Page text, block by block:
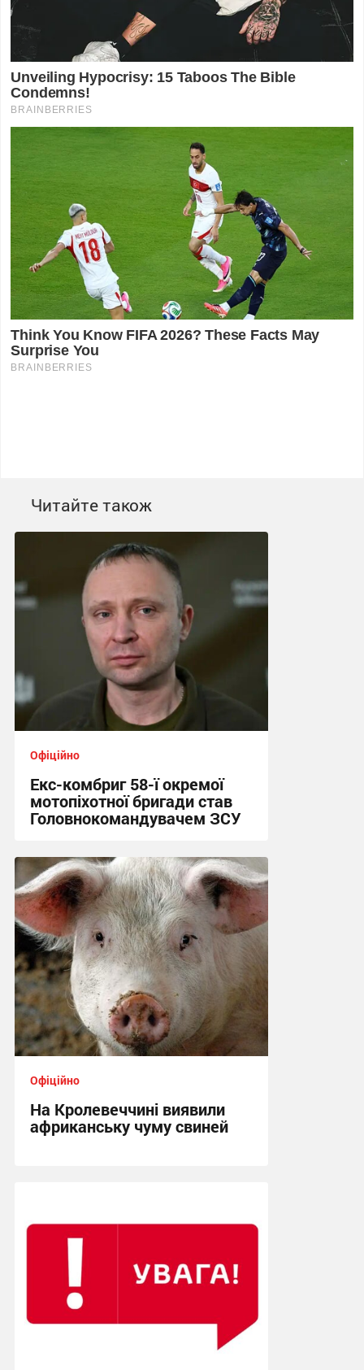
Читайте також
Офіційно
Екс-комбриг 58-ї окремої
мотопіхотної бригади став
Головнокомандувачем ЗСУ
23:25, 21.07.2026
Офіційно
На Кролевеччині виявили
африканську чуму свиней